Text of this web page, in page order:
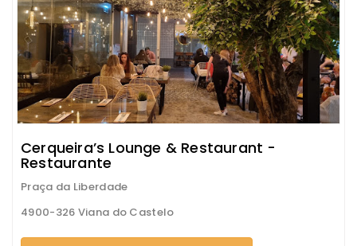
Cerqueira’s Lounge & Restaurant -
Restaurante
Praça da Liberdade
4900-326 Viana do Castelo